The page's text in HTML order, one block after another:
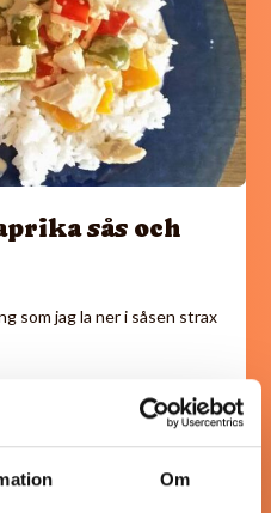
Om
sås och
som jag la ner i såsen strax